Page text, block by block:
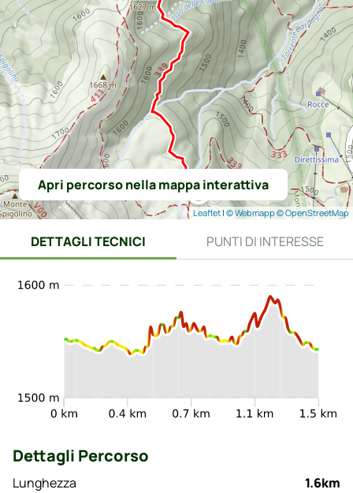
Apri percorso nella mappa interattiva
Leaflet|© Webmapp © OpenStreetMap
DETTAGLI TECNICI PUNTI DI INTERESSE
Dettagli Percorso
Lunghezza
1.6km